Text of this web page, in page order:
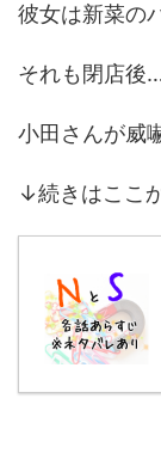
彼女は新菜の
それも閉店後…
小田さんが威
↓続きはここ